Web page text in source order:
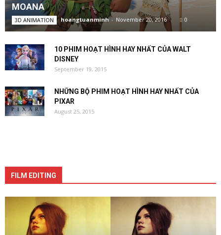
MOANA
3D ANIMATION hoangtuanminh - November 20, 2016 0
10 PHIM HOẠT HÌNH HAY NHẤT CỦA WALT
DISNEY
September 19, 2015
NHỮNG BỘ PHIM HOẠT HÌNH HAY NHẤT CỦA
PIXAR
August 25, 2015
FILM EDITING